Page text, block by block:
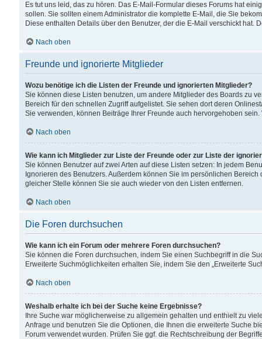
Es tut uns leid, das zu hören. Das E-Mail-Formular dieses Forums hat
sollen. Sie sollten einem Administrator die komplette E-Mail, die Sie
Diese enthalten Details über den Benutzer, der die E-Mail verschickt hat.
Nach oben
Freunde und ignorierte Mitglieder
Wozu benötige ich die Listen der Freunde und ignorierten Mitglieder?
Sie können diese Listen benutzen, um andere Mitglieder des Boards zu
Bereich für den schnellen Zugriff aufgelistet. Sie sehen dort deren
Sie verwenden, können Beiträge Ihrer Freunde auch hervorgehoben
Nach oben
Wie kann ich Mitglieder zur Liste der Freunde oder zur Liste der
Sie können Benutzer auf zwei Arten auf diese Listen setzen: In jedem
Ignorieren des Benutzers. Außerdem können Sie im persönlichen
gleicher Stelle können Sie sie auch wieder von den Listen entfernen.
Nach oben
Die Foren durchsuchen
Wie kann ich ein Forum oder mehrere Foren durchsuchen?
Sie können die Foren durchsuchen, indem Sie einen Suchbegriff in die
Erweiterte Suchmöglichkeiten erhalten Sie, indem Sie den „Erweiterte
Nach oben
Weshalb erhalte ich bei der Suche keine Ergebnisse?
Ihre Suche war möglicherweise zu allgemein gehalten und enthielt zu
Anfrage und benutzen Sie die Optionen, die Ihnen die erweiterte Suche
Forum verwendet wurden. Prüfen Sie ggf. die Rechtschreibung der